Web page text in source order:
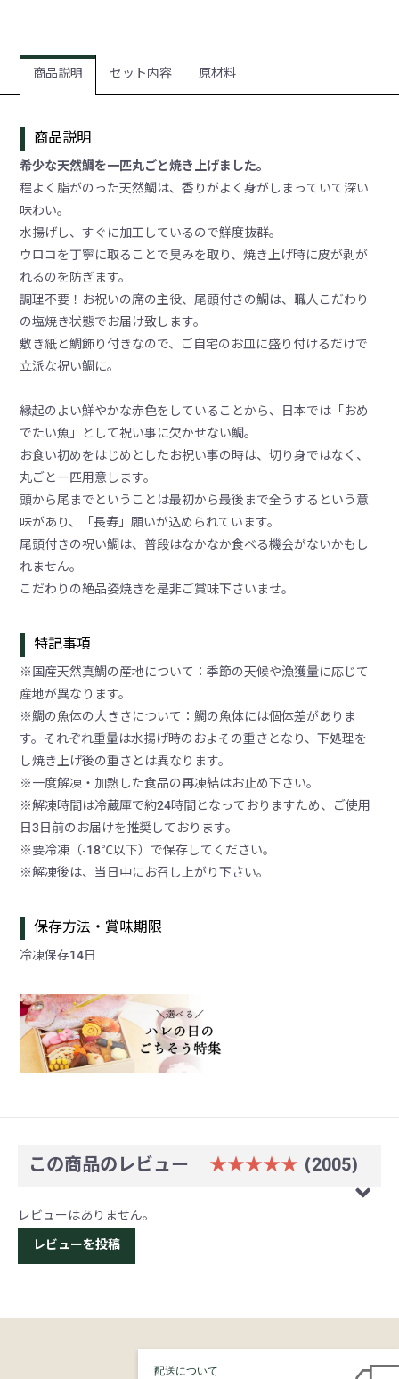
商品説明 セット内容 原材料
商品説明
希少な天然鯛を一匹丸ごと焼き上げました。
程よく脂がのった天然鯛は、香りがよく身がしまっていて深い
味わい。
水揚げし、すぐに加工しているので鮮度抜群。
ウロコを丁寧に取ることで臭みを取り、焼き上げ時に皮が剥が
れるのを防ぎます。
調理不要！お祝いの席の主役、尾頭付きの鯛は、職人こだわり
の塩焼き状態でお届け致します。
敷き紙と鯛飾り付きなので、ご自宅のお皿に盛り付けるだけで
立派な祝い鯛に。
縁起のよい鮮やかな赤色をしていることから、日本では「おめ
でたい魚」として祝い事に欠かせない鯛。
お食い初めをはじめとしたお祝い事の時は、切り身ではなく、
丸ごと一匹用意します。
頭から尾までということは最初から最後まで全うするという意
味があり、「長寿」願いが込められています。
尾頭付きの祝い鯛は、普段はなかなか食べる機会がないかもし
れません。
こだわりの絶品姿焼きを是非ご賞味下さいませ。
特記事項
※国産天然真鯛の産地について：季節の天候や漁獲量に応じて
産地が異なります。
※鯛の魚体の大きさについて：鯛の魚体には個体差がありま
す。それぞれ重量は水揚げ時のおよその重さとなり、下処理を
し焼き上げ後の重さとは異なります。
※一度解凍・加熱した食品の再凍結はお止め下さい。
※解凍時間は冷蔵庫で約24時間となっておりますため、ご使用
日3日前のお届けを推奨しております。
※要冷凍（-18℃以下）で保存してください。
※解凍後は、当日中にお召し上がり下さい。
保存方法・賞味期限
冷凍保存14日
この商品のレビュー ★★★★★ (2005)
レビューはありません。
レビューを投稿
配送について